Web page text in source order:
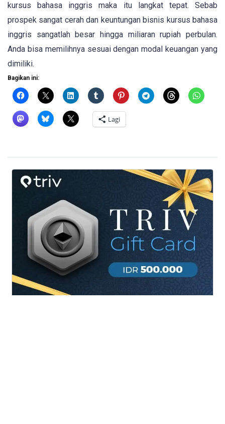
kursus bahasa inggris maka itu langkat tepat. Sebab
prospek sangat cerah dan keuntungan bisnis kursus bahasa
inggris sangatlah besar hingga miliaran rupiah perbulan.
Anda bisa memilihnya sesuai dengan modal keuangan yang
dimiliki.
Bagikan ini:
Lagi